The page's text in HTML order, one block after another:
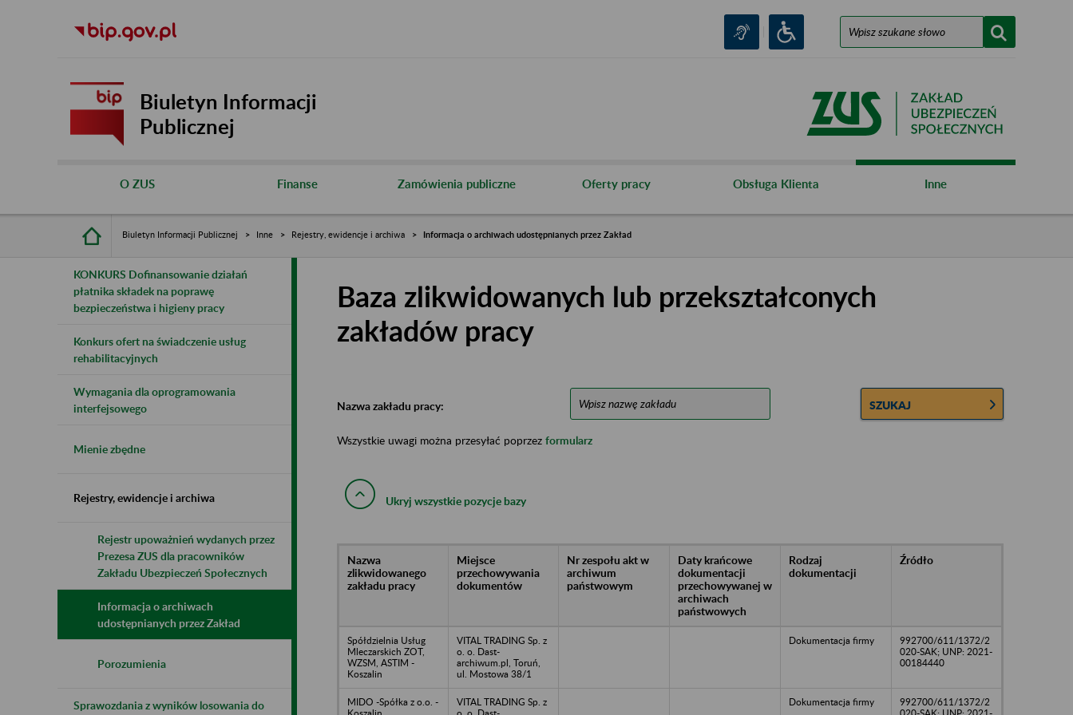
Biuletyn Informacji
Publicznej
O ZUS Finanse Zamówienia publiczne Oferty pracy Obsługa Klienta Inne
Biuletyn Informacji Publicznej Inne Rejestry, ewidencje i archiwa Informacja o archiwach udostępnianych przez Zakład
KONKURS Dofinansowanie działań
płatnika składek na poprawę
bezpieczeństwa i higieny pracy
Konkurs ofert na świadczenie usług
rehabilitacyjnych
Wymagania dla oprogramowania
interfejsowego
Mienie zbędne
Rejestry, ewidencje i archiwa
Rejestr upoważnień wydanych przez
Prezesa ZUS dla pracowników
Zakładu Ubezpieczeń Społecznych
Informacja o archiwach
udostępnianych przez Zakład
Porozumienia
Sprawozdania z wyników losowania do
Baza zlikwidowanych lub przekształconych
zakładów pracy
Nazwa zakładu pracy: SZUKAJ
Wszystkie uwagi można przesyłać poprzez formularz
Ukryj wszystkie pozycje bazy
Nazwa
zlikwidowanego
zakładu pracy
Miejsce
przechowywania
dokumentów
Nr zespołu akt w
archiwum
państwowym
Daty krańcowe
dokumentacji
przechowywanej w
archiwach
państwowych
Rodzaj
dokumentacji
Źródło
Spółdzielnia Usług
Mleczarskich ZOT,
WZSM, ASTIM -
Koszalin
VITAL TRADING Sp. z
o. o. Dast-
archiwum.pl, Toruń,
ul. Mostowa 38/1
Dokumentacja firmy
992700/611/1372/2
020-SAK; UNP: 2021-
00184440
MIDO -Spółka z o.o. -
VITAL TRADING Sp. z
Dokumentacja firmy
992700/611/1372/2